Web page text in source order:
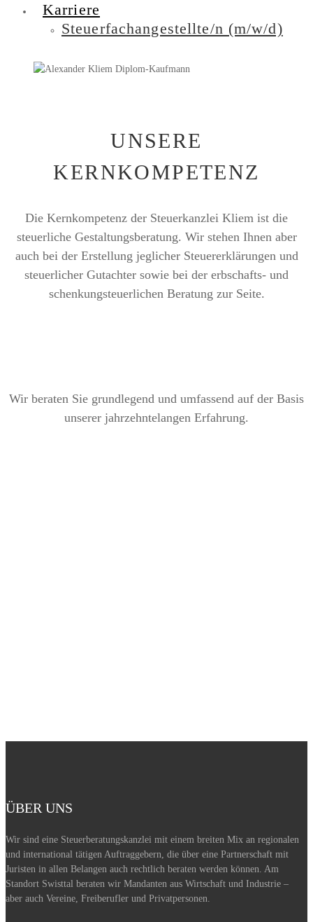
Karriere
Steuerfachangestellte/n (m/w/d)
UNSERE
KERNKOMPETENZ
Die Kernkompetenz der Steuerkanzlei Kliem ist die
steuerliche Gestaltungsberatung. Wir stehen Ihnen aber
auch bei der Erstellung jeglicher Steuererklärungen und
steuerlicher Gutachter sowie bei der erbschafts- und
schenkungsteuerlichen Beratung zur Seite.
Wir beraten Sie grundlegend und umfassend auf der Basis
unserer jahrzehntelangen Erfahrung.
ÜBER UNS
Wir sind eine Steuerberatungskanzlei mit einem breiten Mix an regionalen
und international tätigen Auftraggebern, die über eine Partnerschaft mit
Juristen in allen Belangen auch rechtlich beraten werden können. Am
Standort Swisttal beraten wir Mandanten aus Wirtschaft und Industrie –
aber auch Vereine, Freiberufler und Privatpersonen.